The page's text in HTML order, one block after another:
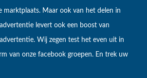
marktplaats. Maar ook van het delen in
levert ook een boost van
Wij zegen test het even uit in
van onze facebook groepen. En trek uw